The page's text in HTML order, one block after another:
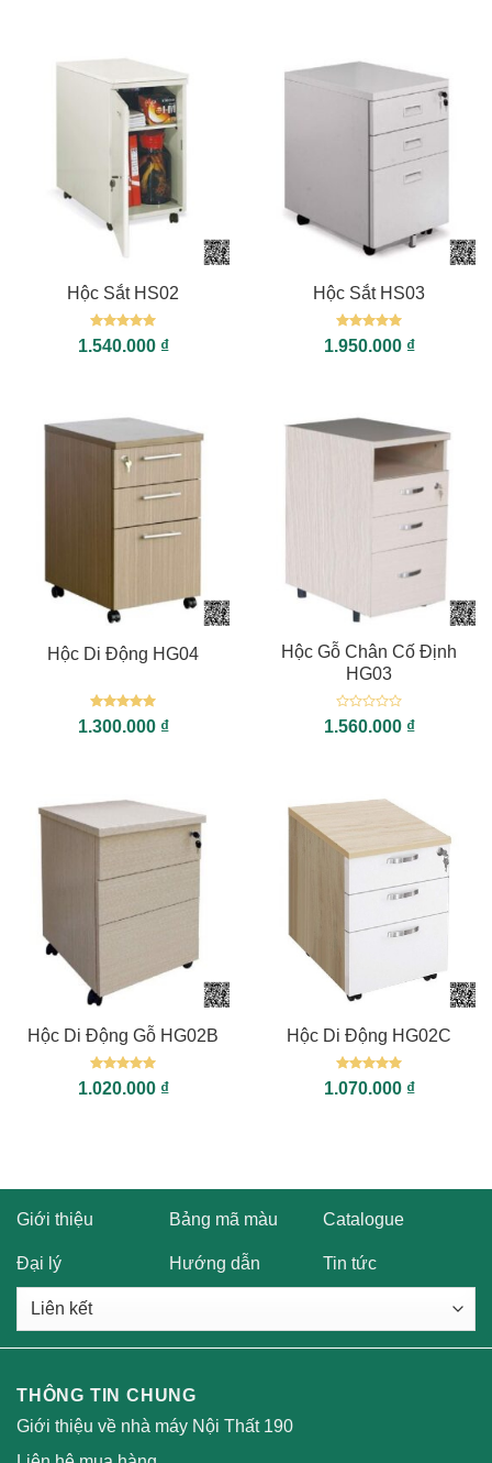
Hộc Sắt HS02
Được xếp
hạng55
1.540.000 ₫
Hộc Sắt HS03
Được xếp
hạng55
1.950.000 ₫
Hộc Di Động HG04
Được xếp
hạng55
1.300.000 ₫
Hộc Gỗ Chân Cố Định
HG03
Được
xếp
1.560.000 ₫
Hộc Di Động Gỗ HG02B
Được xếp
hạng55
1.020.000 ₫
Hộc Di Động HG02C
Được xếp
hạng55
1.070.000 ₫
Giới thiệu Bảng mã màu Catalogue
Đại lý Hướng dẫn Tin tức
THÔNG TIN CHUNG
Giới thiệu về nhà máy Nội Thất 190